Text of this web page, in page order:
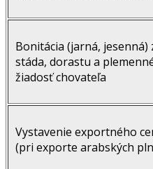
Bonitácia (jarná, jesenná)
stáda, dorastu a
žiadosť chovateľa
Vystavenie exportného
(pri exporte arabských